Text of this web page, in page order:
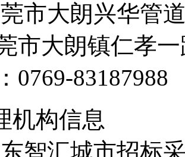
市大朗兴华管
市大朗镇仁孝一
0769-83187988
机构信息
智汇城市招标